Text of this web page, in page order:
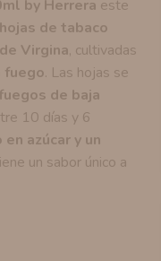
by Herrera este
de tabaco
Virgina, cultivadas
fuego. Las hojas se
de baja
10 días y 6
azúcar y un
un sabor único a